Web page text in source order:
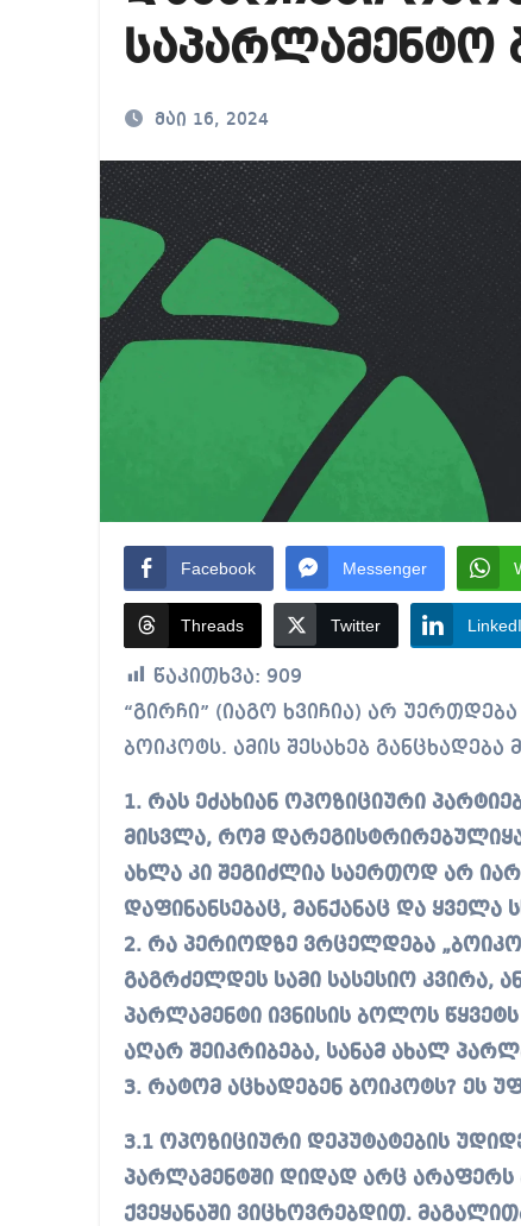
მიხეილ
საპარლამენტო
მაი 16, 2024
Facebook Messenger
Threads Twitter
წაკითხვა: 909
“გირჩი” (იაგო ხვიჩია) არ უერთდება დანარჩენი ოპოზიციის საპარლამენტო
ბოიკოტს. ამის შესახებ
1. რას ეძახიან ოპოზიციური
მისვლა, რომ
ახლა კი შეგიძლია საერთოდ არ
დაფინანსებაც, მანქანაც და ყველა
2. რა პერიოდზე ვრცელდება
გაგრძელდეს სამი სასესიო კვირა,
პარლამენტი ივნისის ბოლოს
აღარ შეიკრიბება, სანამ ახალ
3. რატომ აცხადებენ ბოიკოტს? ეს
3.1 ოპოზიციური დეპუტატების
პარლამენტში დიდად არც არაფერს
ქვეყანაში ვიცხოვრებდით.